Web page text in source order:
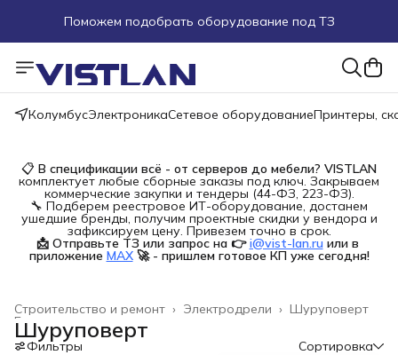
Поможем подобрать оборудование под ТЗ
Пуско-наладочные работы
Пришлите запрос на e-mail или в чат
КолумбусЭлектроникаСетевое оборудованиеПринтеры,
📋 В спецификации всё - от серверов до мебели? VISTLAN
комплектует любые сборные заказы под ключ. Закрываем
коммерческие закупки и тендеры (44-ФЗ, 223-ФЗ).
🔧 Подберем реестровое ИТ-оборудование, достанем
ушедшие бренды, получим проектные скидки у вендора и
зафиксируем цену. Привезем точно в срок.
📩 Отправьте ТЗ или запрос на 👉 i@vist-lan.ru или в
приложение MAX 🚀 - пришлем готовое КП уже сегодня!
Шуруповерт
Электродрели ›
Строительство и ремонт ›
Главная
Шуруповерт
Фильтры Сортировка